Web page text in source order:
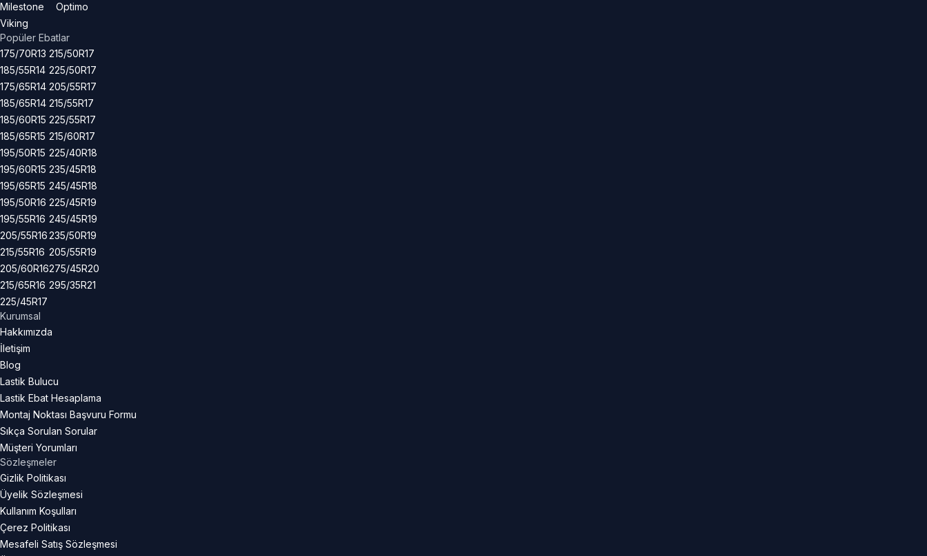
Milestone
Viking
Optimo
Popüler Ebatlar
175/70R13
185/55R14
175/65R14
185/65R14
185/60R15
185/65R15
195/50R15
195/60R15
195/65R15
195/50R16
195/55R16
205/55R16
215/55R16
205/60R16
215/65R16
225/45R17
215/50R17
225/50R17
205/55R17
215/55R17
225/55R17
215/60R17
225/40R18
235/45R18
245/45R18
225/45R19
245/45R19
235/50R19
205/55R19
275/45R20
295/35R21
Kurumsal
Hakkımızda
İletişim
Blog
Lastik Bulucu
Lastik Ebat Hesaplama
Montaj Noktası Başvuru Formu
Sıkça Sorulan Sorular
Müşteri Yorumları
Sözleşmeler
Gizlik Politikası
Üyelik Sözleşmesi
Kullanım Koşulları
Çerez Politikası
Mesafeli Satış Sözleşmesi